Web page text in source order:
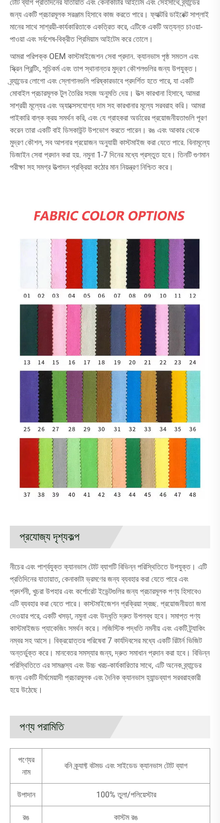
টোট ব্যাগ প্রতিদিনের যাতায়াত এবং কেনাকাটার আইটেম এবং সেইসাথে ব্র্যান্ডের
জন্য একটি প্রচারমূলক সরঞ্জাম হিসাবে কাজ করতে পারে। ফ্যাক্টরি ডাইরেক্ট সাপ্লাই
মানের সাথে সাশ্রয়ী-কার্যকারিতাকে একত্রিত করে, এটিকে একটি অত্যন্ত চাওয়া-
পাওয়া এবং সর্বশেষ-বিক্রীত প্রিমিয়াম আইটেম করে তোলে।
আমরা পরিপক্ক OEM কাস্টমাইজেশন সেবা প্রদান. ক্যানভাস পৃষ্ঠ সমতল এবং
স্ক্রিন প্রিন্টিং, সূচিকর্ম এবং তাপ স্থানান্তর মুদ্রণ কৌশলগুলির জন্য উপযুক্ত।
ব্র্যান্ডের লোগো এবং স্লোগানগুলি পরিষ্কারভাবে প্রদর্শিত হতে পারে, যা একটি
মোবাইল প্রচারমূলক টুল তৈরির সহজ অনুমতি দেয়। উত্স কারখানা হিসাবে, আমরা
সাশ্রয়ী মূল্যের এবং অ্যাক্সেসযোগ্য দাম সহ কারখানার মূল্যে সরবরাহ করি। আমরা
পাইকারি বাল্ক ক্রয় সমর্থন করি, এবং যে গ্রাহকরা অর্ডারের প্রয়োজনীয়তাগুলি পূরণ
করেন তারা একটি বাই ডিসকাউন্ট উপভোগ করতে পারেন। রঙ এবং আকার থেকে
মুদ্রণ কৌশল, সব আপনার প্রয়োজন অনুযায়ী কাস্টমাইজ করা যেতে পারে. বিনামূল্যে
ডিজাইন সেবা প্রদান করা হয়. নমুনা 1-7 দিনের মধ্যে প্রস্তুত হবে। তিনটি গুণমান
পরীক্ষা সহ সমগ্র উত্পাদন প্রক্রিয়া কঠোর মান নিয়ন্ত্রণ নিশ্চিত করে।
প্রযোজ্য দৃশ্যকল্প
নীচের এবং পার্শ্বযুক্ত ক্যানভাস টোট ব্যাগটি বিভিন্ন পরিস্থিতিতে উপযুক্ত। এটি
প্রতিদিনের যাতায়াত, কেনাকাটা ভ্রমণের জন্য ব্যবহার করা যেতে পারে এবং
প্রদর্শনী, খুচরা উপহার এবং কর্পোরেট ইভেন্টগুলির জন্য প্রচারমূলক পণ্য হিসাবেও
এটি ব্যবহার করা যেতে পারে। কাস্টমাইজেশন প্রক্রিয়া স্বচ্ছ. প্রয়োজনীয়তা জমা
দেওয়ার পরে, একটি খসড়া, নমুনা এবং উদ্ধৃতি দ্রুত উপলব্ধ হবে। সমাপ্ত পণ্য
কাস্টমাইজড প্যাকেজিং সমর্থন করে। লজিস্টিক পদ্ধতি নমনীয় এবং একটি ট্র্যাকিং
নম্বর সহ আসে। বিক্রয়োত্তর পরিষেবা 7 কার্যদিবসের মধ্যে একটি রিটার্ন ভিজিট
অন্তর্ভুক্ত করে। মানবেতর সমস্যার জন্য, দ্রুত সমাধান প্রদান করা হবে। বিভিন্ন
পরিস্থিতিতে এর সামঞ্জস্য এবং উচ্চ খরচ-কার্যকারিতার সাথে, এটি অনেক ব্র্যান্ডের
জন্য একটি দীর্ঘমেয়াদী প্রচারমূলক এবং দৈনিক ক্যানভাস হ্যান্ডব্যাগ সরবরাহকারী
হয়ে উঠেছে।
পণ্য পরামিতি
পণ্যের
নাম
বনি ক্র্যাফ্ট বটমড এবং সাইডেড ক্যানভাস টোট ব্যাগ
উপাদান 100% তুলা/পলিয়েস্টার
রঙ কাস্টম রঙ